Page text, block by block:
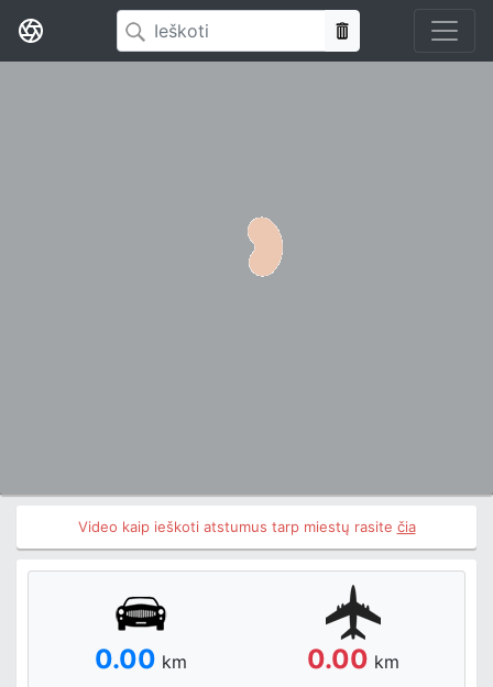
Video kaip ieškoti atstumus tarp miestų rasite čia
0.00 km 0.00 km